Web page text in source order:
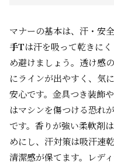
マナーの基本は、汗・安
手Tは汗を吸って乾きに
め避けましょう。透け感
にラインが出やすく、気
安心です。金具つき装飾
はマシンを傷つける恐れ
です。香りが強い柔軟剤
めにし、汗対策は吸汗速
清潔感が保てます。レデ